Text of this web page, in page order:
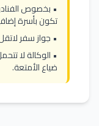
• بخصوص
تكون بأسرة
• جواز سفر لاتقل صلاحيته
• الوكالة لا
ضياع الأمتعة.